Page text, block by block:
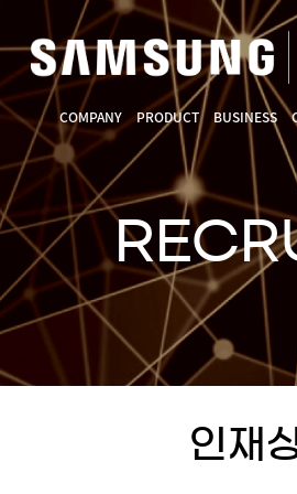
COMPANY PRODUCT BUSINESS
인재